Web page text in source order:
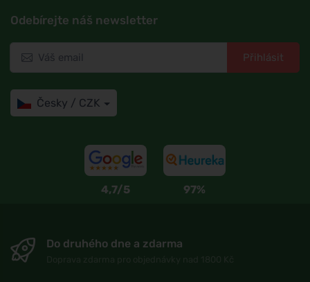
Odebírejte náš newsletter
Přihlásit
Česky / CZK
4,7/5 97%
Do druhého dne a zdarma